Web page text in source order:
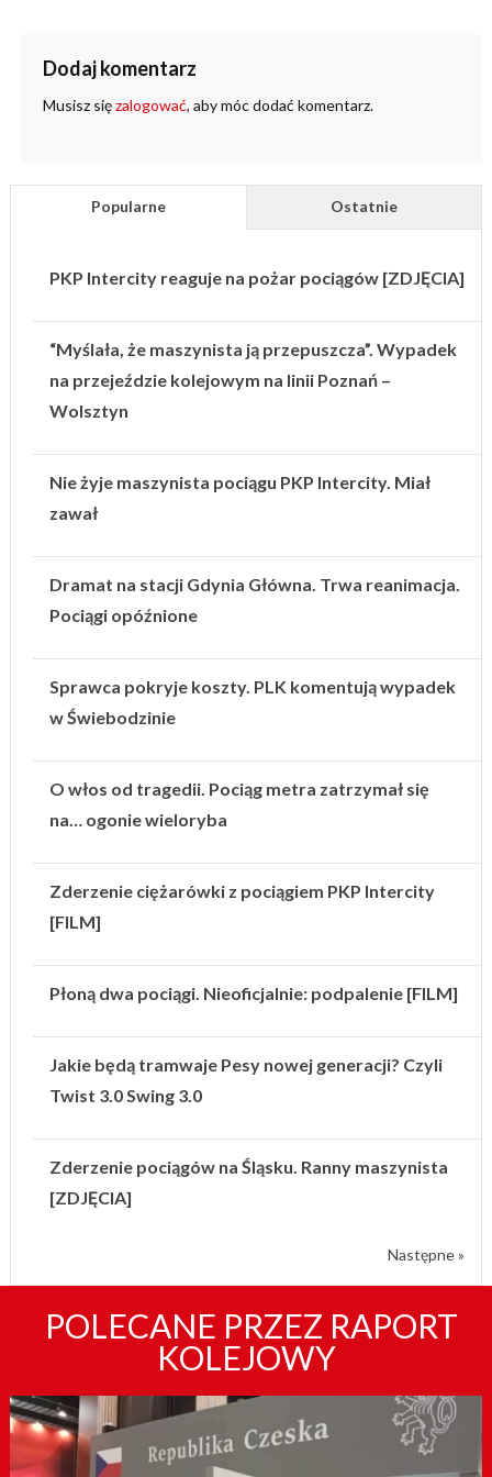
Dodaj komentarz
Musisz sięzalogować, aby móc dodać komentarz.
Popularne Ostatnie
PKP Intercity reaguje na pożar pociągów [ZDJĘCIA]
“Myślała, że maszynista ją przepuszcza”. Wypadek
na przejeździe kolejowym na linii Poznań –
Wolsztyn
Nie żyje maszynista pociągu PKP Intercity. Miał
zawał
Dramat na stacji Gdynia Główna. Trwa reanimacja.
Pociągi opóźnione
Sprawca pokryje koszty. PLK komentują wypadek
w Świebodzinie
O włos od tragedii. Pociąg metra zatrzymał się
na… ogonie wieloryba
Zderzenie ciężarówki z pociągiem PKP Intercity
[FILM]
Płoną dwa pociągi. Nieoficjalnie: podpalenie [FILM]
Jakie będą tramwaje Pesy nowej generacji? Czyli
Twist 3.0 Swing 3.0
Zderzenie pociągów na Śląsku. Ranny maszynista
[ZDJĘCIA]
Następne »
POLECANE PRZEZ RAPORT
KOLEJOWY